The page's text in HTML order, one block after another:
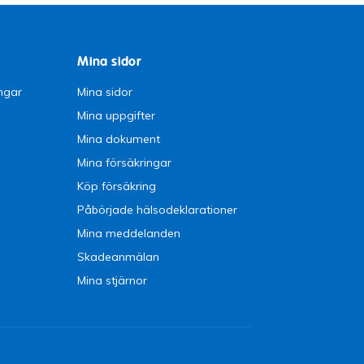
Mina sidor
Mina sidor
Mina uppgifter
Mina dokument
Mina försäkringar
Köp försäkring
Påbörjade hälsodeklarationer
Mina meddelanden
Skadeanmälan
Mina stjärnor